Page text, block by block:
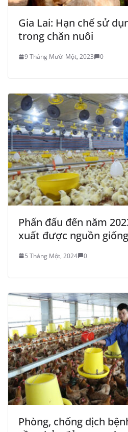
Gia Lai: Hạn chế sử
trong chăn nuôi
9 Tháng Mười Một, 2023 0
Phấn đấu đến năm
xuất được nguồn
5 Tháng Một, 2024 0
Phòng, chống dịch